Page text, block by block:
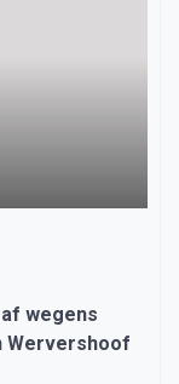
wegens
Wervershoof